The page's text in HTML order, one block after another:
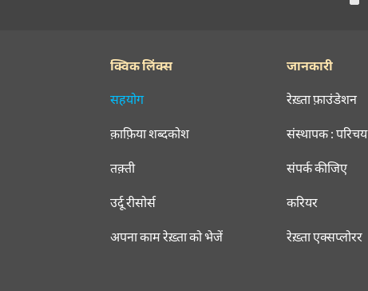
क्विक लिंक्स
सहयोग
क़ाफ़िया शब्दकोश
तक़्ती
उर्दू रीसोर्स
अपना काम रेख़्ता को भेजें
जानकारी
रेख़्ता फ़ाउंडेशन
संस्थापक : परिचय
संपर्क कीजिए
करियर
रेख़्ता एक्सप्लोरर